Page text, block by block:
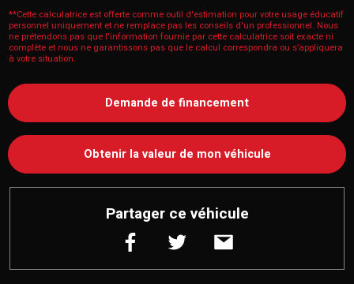
**Cette calculatrice est offerte comme outil d'estimation pour votre usage éducatif
personnel uniquement et ne remplace pas les conseils d'un professionnel. Nous
ne prétendons pas que l'information fournie par cette calculatrice soit exacte ni
complète et nous ne garantissons pas que le calcul correspondra ou s’appliquera
à votre situation.
Demande de financement
Obtenir la valeur de mon véhicule
Partager ce véhicule